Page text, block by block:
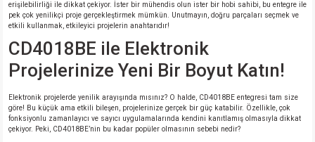
erişilebilirliği ile dikkat çekiyor. İster bir mühendis olun ister bir hobi sahibi, bu entegre ile
pek çok yenilikçi proje gerçekleştirmek mümkün. Unutmayın, doğru parçaları seçmek ve
etkili kullanmak, etkileyici projelerin anahtarıdır!
CD4018BE ile Elektronik
Projelerinize Yeni Bir Boyut Katın!
Elektronik projelerde yenilik arayışında mısınız? O halde, CD4018BE entegresi tam size
göre! Bu küçük ama etkili bileşen, projelerinize gerçek bir güç katabilir. Özellikle, çok
fonksiyonlu zamanlayıcı ve sayıcı uygulamalarında kendini kanıtlamış olmasıyla dikkat
çekiyor. Peki, CD4018BE’nin bu kadar popüler olmasının sebebi nedir?